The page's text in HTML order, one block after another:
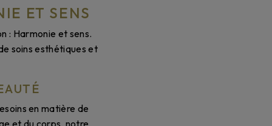
ET SENS
: Harmonie et sens.
soins esthétiques et
en matière de
et du corps, notre